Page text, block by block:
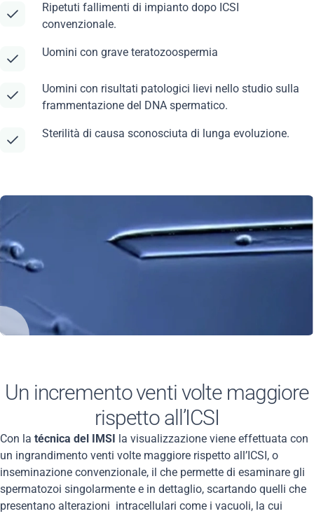
Ripetuti fallimenti di impianto dopo ICSI
convenzionale.
Uomini con grave teratozoospermia
Uomini con risultati patologici lievi nello studio sulla
frammentazione del DNA spermatico.
Sterilità di causa sconosciuta di lunga evoluzione.
Un incremento venti volte maggiore
rispetto all’ICSI
Con la técnica del IMSI la visualizzazione viene effettuata con
un ingrandimento venti volte maggiore rispetto all’ICSI, o
inseminazione convenzionale, il che permette di esaminare gli
spermatozoi singolarmente e in dettaglio, scartando quelli che
presentano alterazioni intracellulari come i vacuoli, la cui